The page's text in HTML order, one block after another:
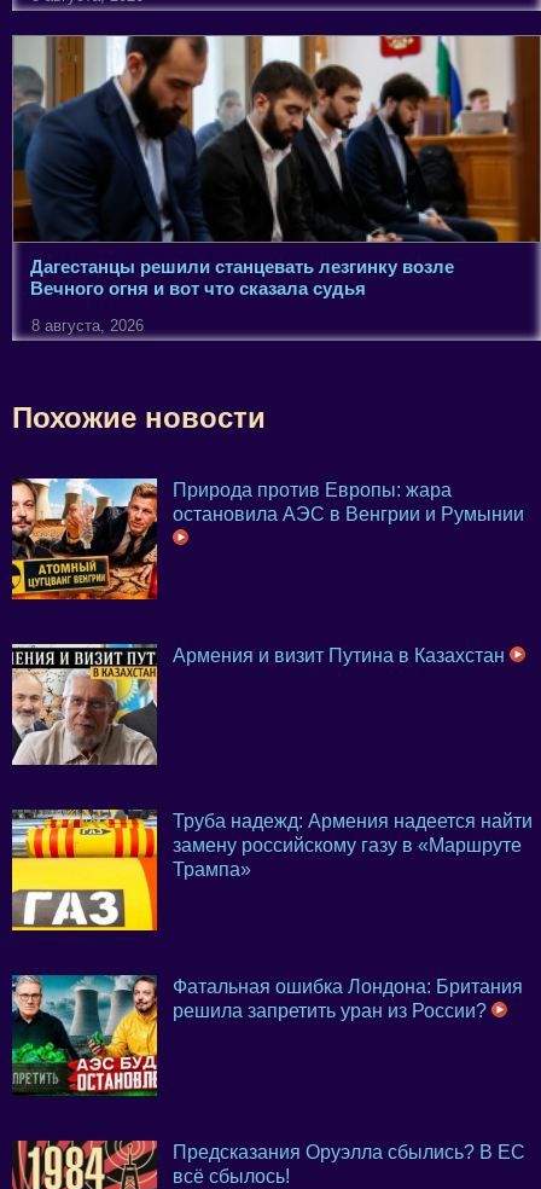
Дагестанцы решили станцевать лезгинку возле
Вечного огня и вот что сказала судья
8 августа, 2026
Похожие новости
Природа против Европы: жара
остановила АЭС в Венгрии и Румынии
Армения и визит Путина в Казахстан
Труба надежд: Армения надеется найти
замену российскому газу в «Маршруте
Трампа»
Фатальная ошибка Лондона: Британия
решила запретить уран из России?
Предсказания Оруэлла сбылись? В ЕС
всё сбылось!